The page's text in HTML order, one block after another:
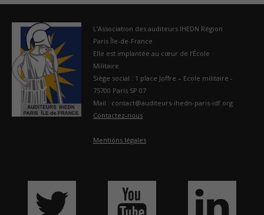
L’Association des auditeurs IHEDN Région
Paris Île-de-France
Elle est implantée au cœur de l’École
Militaire.
Siège social : 1 place Joffre – Ecole militaire -
75700 Paris SP 07
Mail : contact@auditeurs-ihedn-paris-idf.org
Contactez-nous
Mentions légales